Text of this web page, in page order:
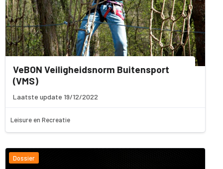
VeBON Veiligheidsnorm Buitensport
(VMS)
Laatste update 19/12/2022
Leisure en Recreatie
Dossier